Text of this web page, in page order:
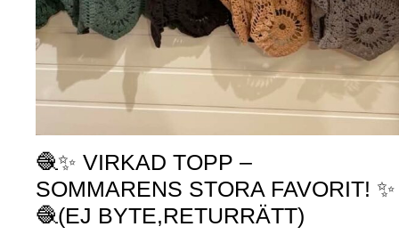
🧶✨ VIRKAD TOPP –
SOMMARENS STORA FAVORIT! ✨
🧶(EJ BYTE,RETURRÄTT)